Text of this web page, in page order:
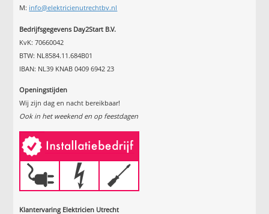
M: info@elektricienutrechtbv.nl
Bedrijfsgegevens Day2Start B.V.
KvK: 70660042
BTW: NL8584.11.684B01
IBAN: NL39 KNAB 0409 6942 23
Openingstijden
Wij zijn dag en nacht bereikbaar!
Ook in het weekend en op feestdagen
Klantervaring Elektricien Utrecht